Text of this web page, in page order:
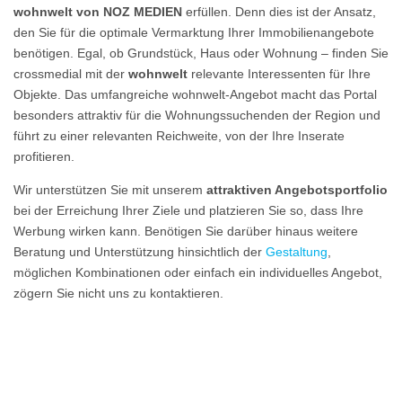
wohnwelt von NOZ MEDIEN erfüllen. Denn dies ist der Ansatz,
den Sie für die optimale Vermarktung Ihrer Immobilienangebote
benötigen. Egal, ob Grundstück, Haus oder Wohnung – finden Sie
crossmedial mit der wohnwelt relevante Interessenten für Ihre
Objekte. Das umfangreiche wohnwelt-Angebot macht das Portal
besonders attraktiv für die Wohnungssuchenden der Region und
führt zu einer relevanten Reichweite, von der Ihre Inserate
profitieren.
Wir unterstützen Sie mit unserem attraktiven Angebotsportfolio
bei der Erreichung Ihrer Ziele und platzieren Sie so, dass Ihre
Werbung wirken kann. Benötigen Sie darüber hinaus weitere
Beratung und Unterstützung hinsichtlich der Gestaltung
möglichen Kombinationen oder einfach ein individuelles Angebot,
zögern Sie nicht uns zu kontaktieren.